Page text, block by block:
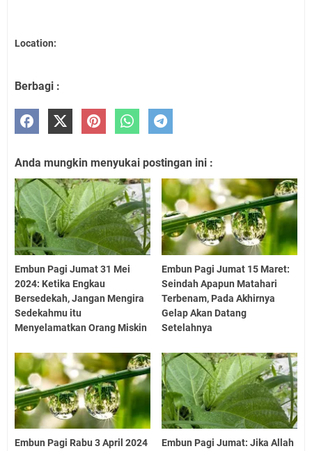
Location:
Berbagi :
Anda mungkin menyukai postingan ini :
Embun Pagi Jumat 31 Mei
2024: Ketika Engkau
Bersedekah, Jangan Mengira
Sedekahmu itu
Menyelamatkan Orang Miskin
Embun Pagi Jumat 15 Maret:
Seindah Apapun Matahari
Terbenam, Pada Akhirnya
Gelap Akan Datang
Setelahnya
Embun Pagi Rabu 3 April 2024
Embun Pagi Jumat: Jika Allah